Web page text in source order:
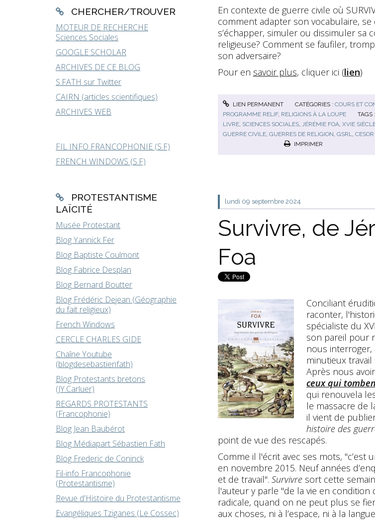
CHERCHER/TROUVER
MOTEUR DE RECHERCHE
Sciences Sociales
GOOGLE SCHOLAR
ARCHIVES DE CE BLOG
S.FATH sur Twitter
CAIRN (articles scientifiques)
ARCHIVES WEB
FIL INFO FRANCOPHONIE (S.F)
FRENCH WINDOWS (S.F)
PROTESTANTISME
LAÏCITÉ
Musée Protestant
Blog Yannick Fer
Blog Baptiste Coulmont
Blog Fabrice Desplan
Blog Bernard Boutter
Blog Frédéric Dejean (Géographie
du fait religieux)
French Windows
CERCLE CHARLES GIDE
Chaîne Youtube
(blogdesebastienfath)
Blog Protestants bretons
(JY.Carluer)
REGARDS PROTESTANTS
(Francophonie)
Blog Jean Baubérot
Blog Médiapart Sébastien Fath
Blog Frederic de Coninck
Fil-info Francophonie
(Protestantisme)
Revue d'Histoire du Protestantisme
Evangéliques Tziganes (Le Cossec)
En contexte de guerre civile où
comment adapter son vocabulaire, se
s’échapper, simuler ou dissimuler sa
religieuse? Comment se faufiler,
son adversaire?
Pour en savoir plus, cliquer ici (lien)
LIEN PERMANENT CATÉGORIES :COURS ET
PROGRAMME RELIF, RELIGIONS À LA LOUPE TAGS :
LIVRE, SCIENCES SOCIALES, JÉRÉMIE FOA, XVIE
GUERRE CIVILE, GUERRES DE RELIGION GSRL CESOR
IMPRIMER
lundi 09 septembre 2024
Survivre, de
Foa
Conciliant
raconter,
spécialiste du
son pareil pour
nous
minutieux
Après nous
ceux qui
qui renouvela
le massacre de
il vient de
histoire des
point de vue des rescapés.
Comme il l'écrit avec ses mots, "c’est
en novembre 2015. Neuf années
et de travail". Survivresort cette
l'auteur y parle "de la vie en condition
radicale, quand on ne peut plus se
aux choses, ni à l’espace, ni à la